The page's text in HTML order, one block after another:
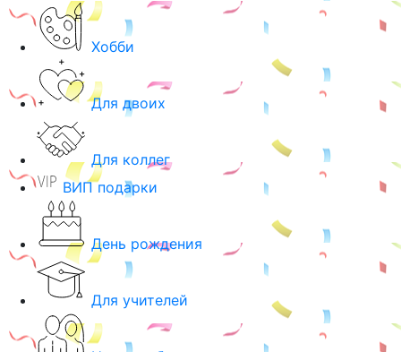
Хобби
Для двоих
Для коллег
ВИП подарки
День рождения
Для учителей